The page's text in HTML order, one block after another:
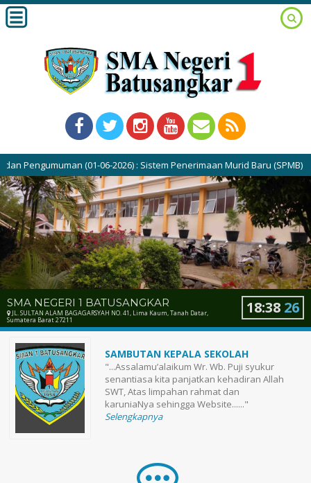
(01-06-2026) : Sistem Penerimaan Murid Baru (SPMB) SMAN 1
SMA NEGERI 1 BATUSANGKAR
JL. SULTAN ALAM BAGAGARSYAH NO. 41, Lima Kaum, Tanah Datar,
Sumatera Barat 27211
18:38 27
SAMBUTAN KEPALA SEKOLAH
"...Assalamu’alaikum Wr. Wb. Puji syukur
senantiasa kita panjatkan kehadiran Allah
SWT, Atas limpahan rahmat dan
karuniaNya sehingga Website......"
Selengkapnya